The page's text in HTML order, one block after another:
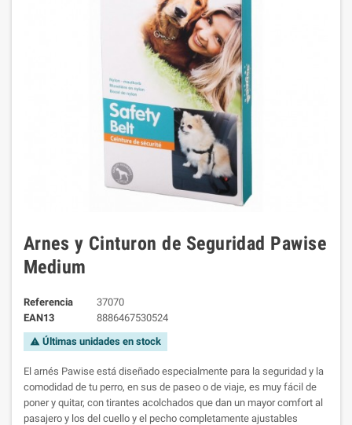
Arnes y Cinturon de Seguridad Pawise
Medium
Referencia
37070
EAN13
8886467530524
warning Últimas unidades en stock
El arnés Pawise está diseñado especialmente para la seguridad y la
comodidad de tu perro, en sus de paseo o de viaje, es muy fácil de
poner y quitar, con tirantes acolchados que dan un mayor comfort al
pasajero y los del cuello y el pecho completamente ajustables